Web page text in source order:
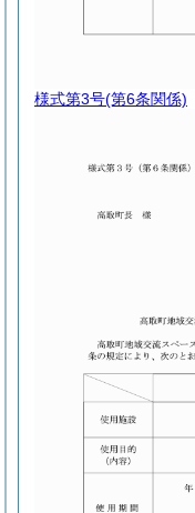
様式第3号(第6条関係)